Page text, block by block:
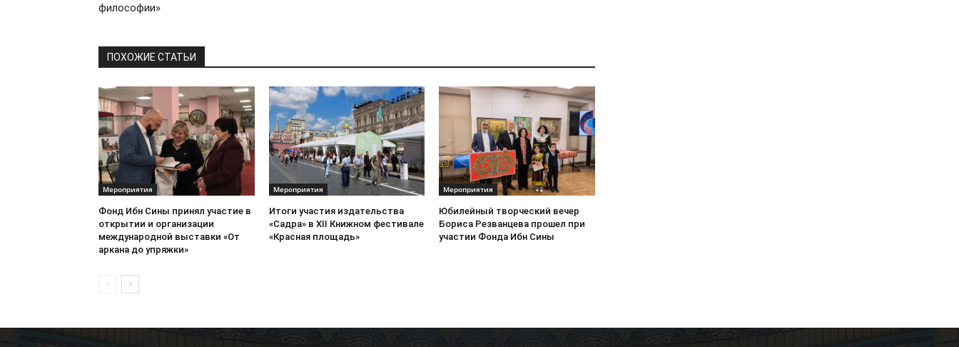
философии»
ПОХОЖИЕ СТАТЬИ
Мероприятия
Фонд Ибн Сины принял участие в
открытии и организации
международной выставки «От
аркана до упряжки»
Мероприятия
Итоги участия издательства
«Садра» в XII Книжном фестивале
«Красная площадь»
Мероприятия
Юбилейный творческий вечер
Бориса Резванцева прошел при
участии Фонда Ибн Сины